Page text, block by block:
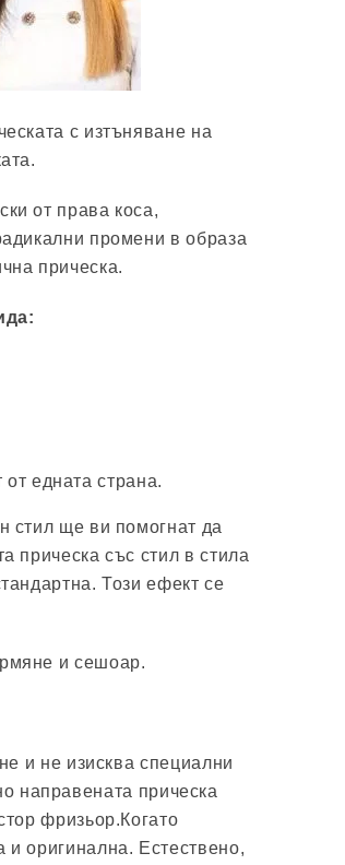
с изтъняване на
от права коса,
промени в образа
прическа.
едната страна.
стил ще ви помогнат да
прическа със стил в стила
Този ефект се
и сешоар.
и не изисква специални
направената прическа
фризьор.Когато
и оригинална. Естествено,